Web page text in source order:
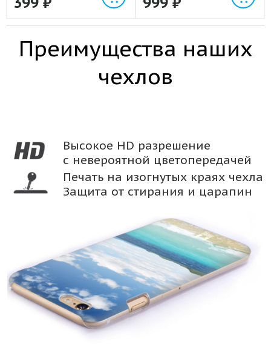
Преимущества наших
чехлов
Высокое HD разрешение
с невероятной цветопередачей
Печать на изогнутых краях чехла
Защита от стирания и царапин